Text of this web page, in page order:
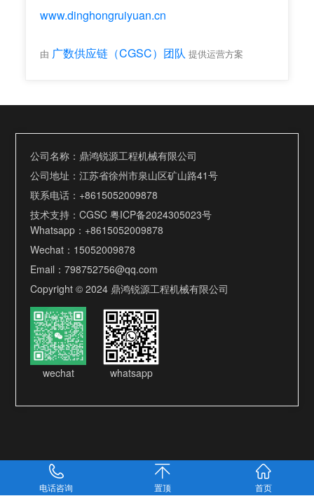
www.dinghongruiyuan.cn
由 广数供应链（CGSC）团队 提供运营方案
公司名称：鼎鸿锐源工程机械有限公司
公司地址：江苏省徐州市泉山区矿山路41号
联系电话： +8615052009878
技术支持：CGSC 粤ICP备2024305023号
Whatsapp： +8615052009878
Wechat：15052009878
Email：798752756@qq.com
Copyright © 2024 鼎鸿锐源工程机械有限公司
wechat whatsapp
电话咨询 置顶 首页